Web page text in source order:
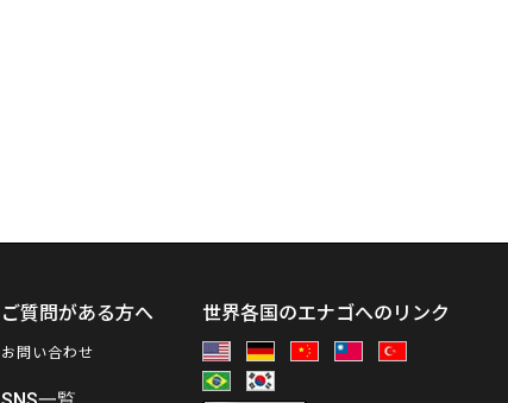
ご質問がある方へ
お問い合わせ
世界各国のエナゴへのリンク